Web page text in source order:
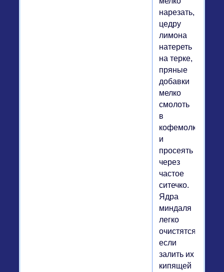
нарезать,
цедру
лимона
натереть
на терке,
пряные
добавки
мелко
смолоть
в
кофемолке
и
просеять
через
частое
ситечко.
Ядра
миндаля
легко
очистятся,
если
залить их
кипящей